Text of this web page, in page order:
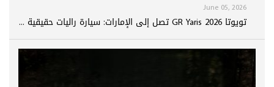
June 05, 2026
تويوتا GR Yaris 2026 تصل إلى الإمارات: سيارة راليات حقيقية ...